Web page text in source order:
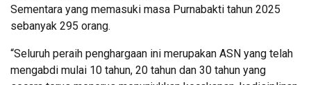
Sementara yang memasuki masa Purnabakti tahun 2025
sebanyak 295 orang.
“Seluruh peraih penghargaan ini merupakan ASN yang telah
mengabdi mulai 10 tahun, 20 tahun dan 30 tahun yang